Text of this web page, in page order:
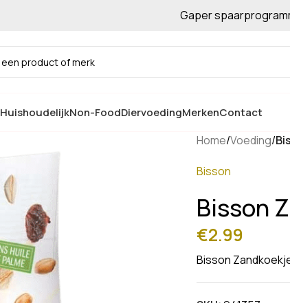
Gratis afhalen in de winkelGaper
HuishoudelijkNon-FoodDiervoedingMerkenContact
Home/Voeding/
Bisson
Bisson
€2.99
Bisson